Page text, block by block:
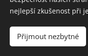
Pivnice na hřišti |
Vytvořeno
nejlepší zkušenost při
Přijmout nezbytné